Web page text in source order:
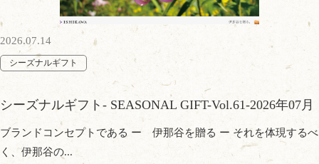
2026.07.14
シーズナルギフト
シーズナルギフト- SEASONAL GIFT-Vol.61-2026年07月
ブランドコンセプトである ー 伊那谷を贈る ー それを体現するべ
く、伊那谷の...